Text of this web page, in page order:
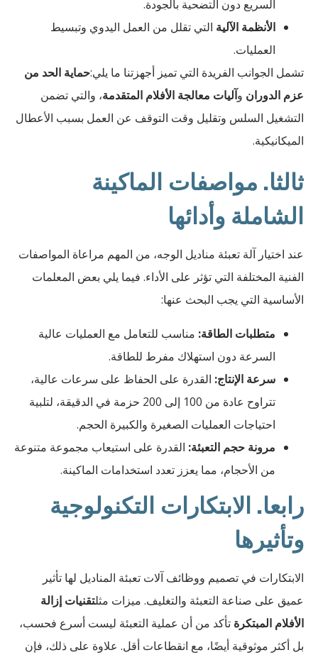
السريع دون التضحية بالجودة.
الأنظمة الآلية التي تقلل من العمل اليدوي وتبسيط
العمليات.
تشمل الجوانب الفريدة التي تميز أجهزتنا ما يلي:حماية الحد من
عزم الدوران وآليات معالجة الأفلام المتقدمة، والتي تضمن
التشغيل السلس وتقليل وقت التوقف عن العمل بسبب الأعطال
الميكانيكية.
ثالثا. مواصفات الماكينة
الشاملة وأدائها
عند اختيار آلة تعبئة مناديل الوجه، من المهم مراعاة المواصفات
الفنية المختلفة التي تؤثر على الأداء. فيما يلي بعض المعلمات
الأساسية التي يجب البحث عنها:
متطلبات الطاقة: مناسب للتعامل مع العمليات عالية
السرعة دون استهلاك مفرط للطاقة.
سرعة الإنتاج: القدرة على الحفاظ على سرعات عالية،
تتراوح عادة من 100 إلى 200 حزمة في الدقيقة، لتلبية
احتياجات العمليات الصغيرة والكبيرة الحجم.
مرونة حجم التعبئة: القدرة على استيعاب مجموعة متنوعة
من الأحجام، مما يعزز تعدد استخدامات الماكينة.
رابعا. الابتكارات التكنولوجية
وتأثيرها
الابتكارات في تصميم ووظائف آلات تعبئة المناديل لها تأثير
عميق على صناعة التعبئة والتغليف. ميزات مثلتقنيات إزالة
الأفلام المبتكرة تأكد من أن عملية التعبئة ليست أسرع فحسب،
بل أكثر موثوقية أيضًا، مع انقطاعات أقل. علاوة على ذلك، فإن